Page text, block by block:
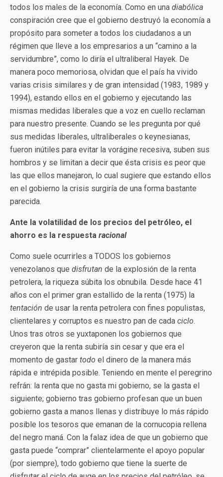
todos los males de la economía. Como en una diabólica
conspiración cree que el gobierno destruyó la economía a
propósito para someter a todos los ciudadanos a un
régimen que lleve a los empresarios a un “camino a la
servidumbre”, como lo diría el ultraliberal Hayek. De
manera poco memoriosa, olvidan que el país ha vivido
varias crisis similares y de gran intensidad (1983, 1989 y
1994), estando ellos en el gobierno y ejecutando las
mismas medidas liberales que a voz en cuello reclaman
para nuestro presente. Cuando se les pregunta por qué
sus medidas liberales, ultraliberales o keynesianas,
fueron inútiles para evitar la vorágine recesiva, suben sus
hombros y se limitan a decir que ésta crisis es peor que
las que ellos manejaron, lo cual sugiere que estando ellos
en el gobierno la crisis surgiría de una forma bastante
parecida.
Ante la volatilidad de los precios del petróleo, el
ahorro es la respuesta racional
Como suele ocurrirles a TODOS los gobiernos
venezolanos que disfrutan de la explosión de la renta
petrolera, la riqueza súbita los obnubila. Desde hace 41
años con el primer gran estallido de la renta (1975) la
tentación de usar la renta petrolera con fines populistas,
clientelares y corruptos es nuestro pan de cada ciclo.
Unos tras otros se yuxtaponen los gobiernos que
creyeron que la renta subiría sin cesar y que era el
momento de gastar todo el dinero de la manera más
rápida e intrépida posible. Teniendo en mente el peregrino
refrán: la renta que no gasta mi gobierno, se la gasta el
siguiente; gobierno tras gobierno profesan que un buen
gobierno gasta a manos llenas y distribuye lo más rápido
posible los tesoros que emanan de la cornucopia rellena
del negro maná. Con la falaz idea de que un gobierno que
gasta puede “comprar” clientelarmente el apoyo popular
(por siempre), todo gobierno que tiene la suerte de